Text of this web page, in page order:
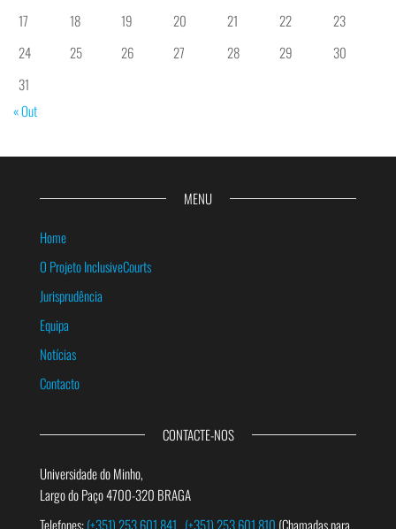
17
18 19 20 21 22
23
24
25 26 27 28 29
30
31
« Out
MENU
Home
O Projeto InclusiveCourts
Jurisprudência
Equipa
Notícias
Contacto
CONTACTE-NOS
Universidade do Minho,
Largo do Paço 4700-320 BRAGA
Telefones:(+351) 253 601 841 (+351) 253 601 810 (Chamadas para